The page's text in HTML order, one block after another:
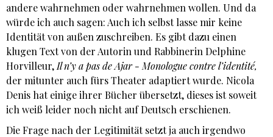
andere wahrnehmen oder wahrnehmen wollen. Und da
würde ich auch sagen: Auch ich selbst lasse mir keine
Identität von außen zuschreiben. Es gibt dazu einen
klugen Text von der Autorin und Rabbinerin Delphine
Horvilleur, Il n’y a pas de Ajar - Monologue contre l’identité,
der mitunter auch fürs Theater adaptiert wurde. Nicola
Denis hat einige ihrer Bücher übersetzt, dieses ist soweit
ich weiß leider noch nicht auf Deutsch erschienen.
Die Frage nach der Legitimität setzt ja auch irgendwo